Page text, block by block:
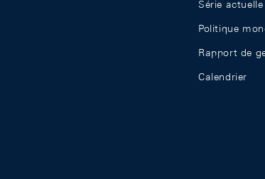
Série actuelle
Politique
Rapport de
Calendrier